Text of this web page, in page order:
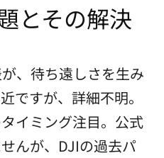
とその解決
、待ち遠しさを生み
ですが、詳細不明。
イミング注目。公式
んが、DJIの過去パ